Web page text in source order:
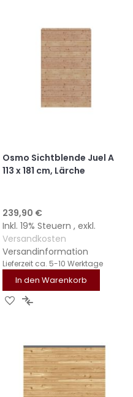
Osmo Sichtblende Juel A
113 x 181 cm, Lärche
239,90 €
Inkl. 19% Steuern , exkl.
Versandkosten
Versandinformation
Lieferzeit ca. 5-10 Werktage
In den Warenkorb
ZURZUR